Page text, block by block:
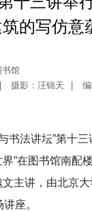
的写仿意
书馆
摄影：汪锦天
书法讲坛”第十
”在图书馆南配
主讲，由北京
座。